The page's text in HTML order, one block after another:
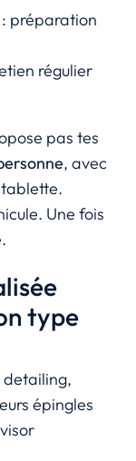
: préparation
régulier
pas tes
, avec
Une fois
type
detailing,
épingles